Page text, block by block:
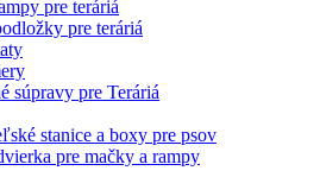
pre teráriá
pre teráriá
súpravy pre Teráriá
stanice a boxy pre psov
pre mačky a rampy